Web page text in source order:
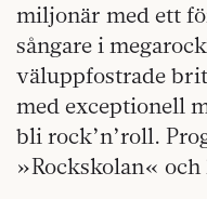
miljonär med ett
sångare i
väluppfostrade
med exceptionell
bli rock’n’roll.
»Rockskolan«